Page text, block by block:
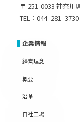
〒 251-0033 神奈
TEL：
企業情報
経営理念
概要
沿革
自社工場